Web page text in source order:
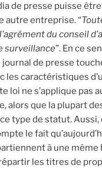
de presse puisse
autre entreprise. “
du conseil
surveillance”. En ce
journal de presse
les caractéristiques
loi ne s’applique pas
alors que la plupart
type de statut.
le fait
à une même
les titres de